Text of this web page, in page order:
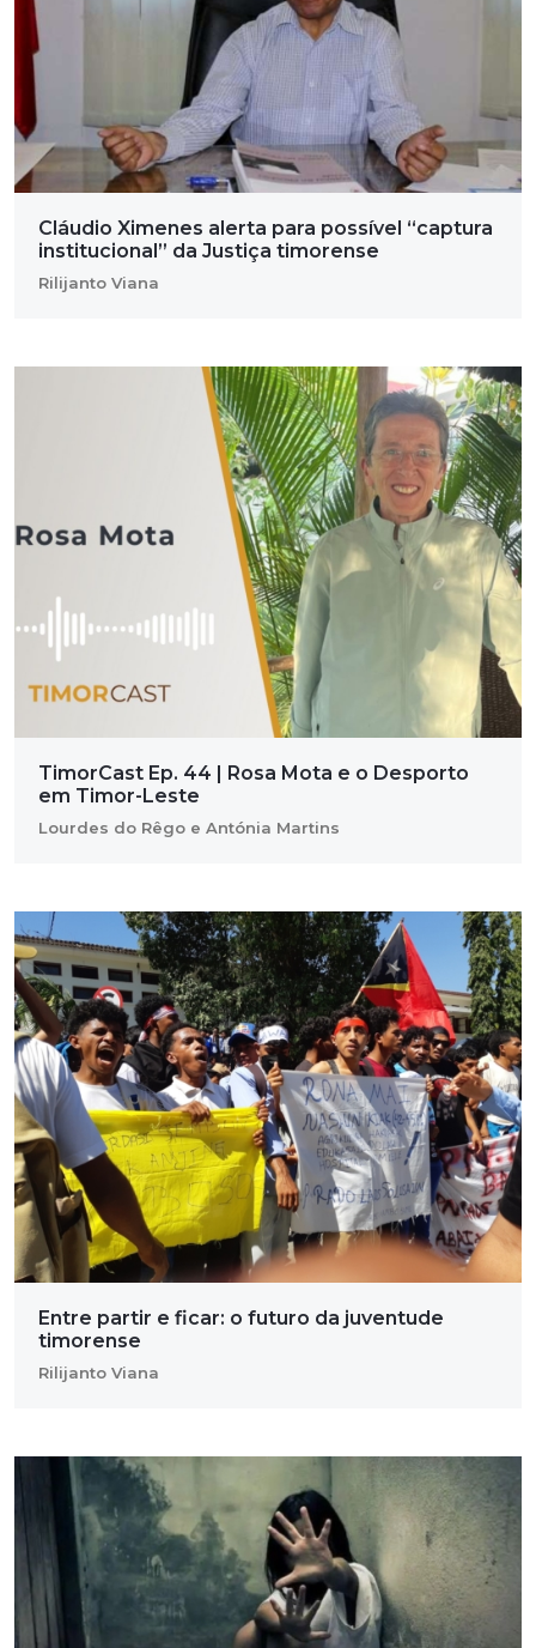
Cláudio Ximenes alerta para possível “captura
institucional” da Justiça timorense
Rilijanto Viana
TimorCast Ep. 44 | Rosa Mota e o Desporto
em Timor-Leste
Lourdes do Rêgo e Antónia Martins
Entre partir e ficar: o futuro da juventude
timorense
Rilijanto Viana